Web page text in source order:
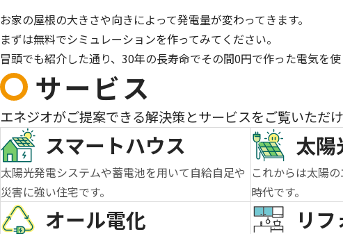
お家の屋根の大きさや向きによって発電量が変わってきます。
まずは無料でシミュレーションを作ってみてください。
冒頭でも紹介した通り、30年の長寿命でその間0円で作った電気を
サービス
エネジオがご提案できる解決策とサービスをご覧いただけ
スマートハウス
太陽光発電システムや蓄電池を用いて自給自足や
災害に強い住宅です。
太陽
これからは太陽
時代です。
オール電化 リ